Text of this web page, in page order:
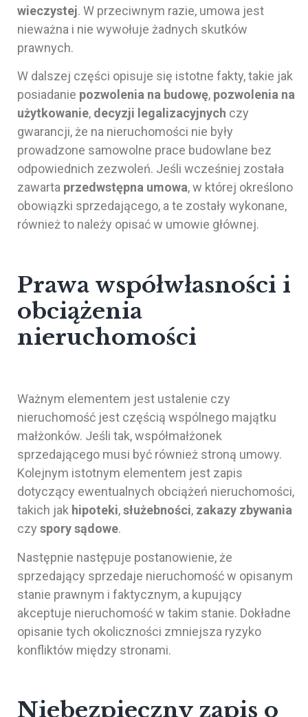
wieczystej. W przeciwnym razie, umowa jest
nieważna i nie wywołuje żadnych skutków
prawnych.
W dalszej części opisuje się istotne fakty, takie jak
posiadanie pozwolenia na budowę, pozwolenia na
użytkowanie, decyzji legalizacyjnych czy
gwarancji, że na nieruchomości nie były
prowadzone samowolne prace budowlane bez
odpowiednich zezwoleń. Jeśli wcześniej została
zawarta przedwstępna umowa, w której określono
obowiązki sprzedającego, a te zostały wykonane,
również to należy opisać w umowie głównej.
Prawa współwłasności i
obciążenia
nieruchomości
Ważnym elementem jest ustalenie czy
nieruchomość jest częścią wspólnego majątku
małżonków. Jeśli tak, współmałżonek
sprzedającego musi być również stroną umowy.
Kolejnym istotnym elementem jest zapis
dotyczący ewentualnych obciążeń nieruchomości,
takich jak hipoteki,służebności, zakazy zbywania
czy spory sądowe.
Następnie następuje postanowienie, że
sprzedający sprzedaje nieruchomość w opisanym
stanie prawnym i faktycznym, a kupujący
akceptuje nieruchomość w takim stanie. Dokładne
opisanie tych okoliczności zmniejsza ryzyko
konfliktów między stronami.
Niebezpieczny zapis o